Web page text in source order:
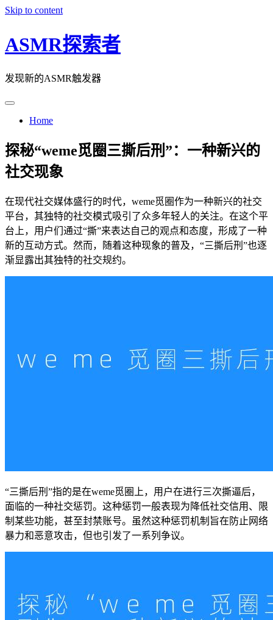
Skip to content
ASMR探索者
发现新的ASMR触发器
Home
探秘“weme觅圈三撕后刑”：一种新兴的
社交现象
在现代社交媒体盛行的时代，weme觅圈作为一种新兴的社交
平台，其独特的社交模式吸引了众多年轻人的关注。在这个平
台上，用户们通过“撕”来表达自己的观点和态度，形成了一种
新的互动方式。然而，随着这种现象的普及，“三撕后刑”也逐
渐显露出其独特的社交规约。
“三撕后刑”指的是在weme觅圈上，用户在进行三次撕逼后，
面临的一种社交惩罚。这种惩罚一般表现为降低社交信用、限
制某些功能，甚至封禁账号。虽然这种惩罚机制旨在防止网络
暴力和恶意攻击，但也引发了一系列争议。